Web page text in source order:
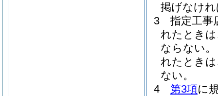
掲げなけ
3
指定工事
れたとき
ならない。
れたとき
ない。
4
第3項に